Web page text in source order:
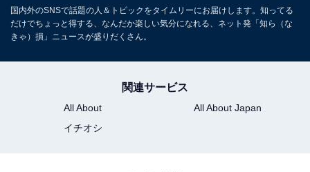
国内外のSNSで話題の人＆トピックをタイムリーにお届けします。知ってる
だけでちょっと得する、なんだか楽しい気分になれる、ネット発「知ら（な
きゃ）損」ニュースが盛りだくさん。
関連サービス
All About
All About Japan
イチオシ